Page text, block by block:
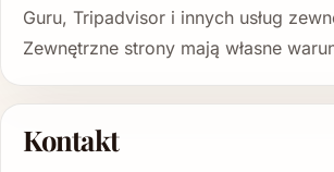
Guru, Tripadvisor i innych usług
Zewnętrzne strony mają własne
Kontakt